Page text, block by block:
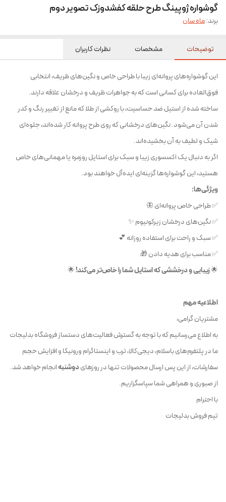
گوشواره ژوپینگ طرح حلقه کفشدوزک تصویر دوم
برند:ماه سان
توضیحات مشخصات نظرات کاربران
این گوشواره‌های پروانه‌ای زیبا با طراحی خاص و نگین‌های ظریف، انتخابی
فوق‌العاده برای کسانی است که به جواهرات ظریف و درخشان علاقه دارند.
ساخته شده از استیل ضد حساسیت، با روکشی از طلا که مانع از تغییر رنگ و کدر
شدن آن می‌شود. نگین‌های درخشانی که روی طرح پروانه کار شده‌اند، جلوه‌ای
شیک و لطیف به آن بخشیده‌اند.
اگر به دنبال یک اکسسوری زیبا و سبک برای استایل روزمره یا مهمانی‌های خاص
هستید، این گوشواره‌ها گزینه‌ای ایده‌آل خواهند بود.
ویژگی‌ها:
✅ طراحی خاص پروانه‌ای 🦋
✅ نگین‌های درخشان زیرکونیوم ✨
✅ سبک و راحت برای استفاده روزانه 💕
✅ مناسب برای هدیه دادن 🎁
🌟زیبایی و درخششی که استایل شما را خاص‌تر می‌کند!🌟
اطلاعیه مهم
مشتریان گرامی،
به اطلاع می‌رسانیم که با توجه به گسترش فعالیت‌های دستساز فروشگاه بدلیجات
ما در پلتفرم‌های باسلام، دیجی‌کالا، ترب و اینستاگرام ورونیکا و افزایش حجم
سفارشات، از این پس ارسال محصولات تنها در روزهایدوشنبهانجام خواهد شد.
از صبوری و همراهی شما سپاسگزاریم.
با احترام
تیم فروش بدلیجات